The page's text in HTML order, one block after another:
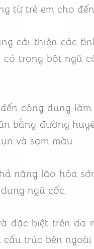
từ trẻ em cho
cải thiện các
trong bột ngũ
công dụng
bằng đường
và sạm màu.
năng lão hóa
ngũ cốc.
đặc biệt trên da
trúc bên